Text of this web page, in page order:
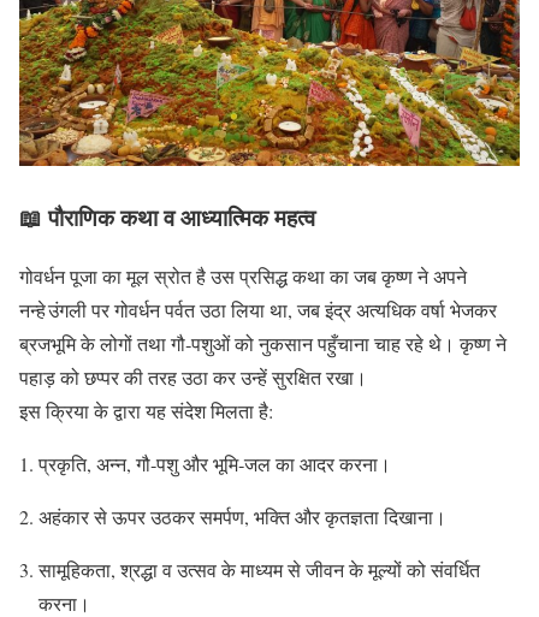
📖 पौराणिक कथा व आध्यात्मिक महत्व
गोवर्धन पूजा का मूल स्रोत है उस प्रसिद्ध कथा का जब कृष्ण ने अपने
नन्हे उंगली पर गोवर्धन पर्वत उठा लिया था, जब इंद्र अत्यधिक वर्षा भेजकर
ब्रजभूमि के लोगों तथा गौ‑पशुओं को नुकसान पहुँचाना चाह रहे थे। कृष्ण ने
पहाड़ को छप्पर की तरह उठा कर उन्हें सुरक्षित रखा।
इस क्रिया के द्वारा यह संदेश मिलता है:
प्रकृति, अन्न, गौ‑पशु और भूमि‑जल का आदर करना।
अहंकार से ऊपर उठकर समर्पण, भक्ति और कृतज्ञता दिखाना।
सामूहिकता, श्रद्धा व उत्सव के माध्यम से जीवन के मूल्यों को संवर्धित
करना।